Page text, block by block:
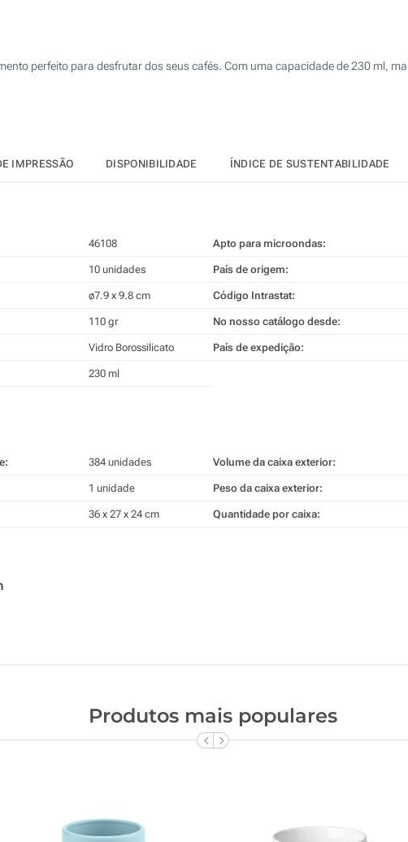
100
perfeito para desfrutar dos seus cafés. Com uma capacidade de 230 ml,
IMPRESSÃO DISPONIBILIDADE ÍNDICE DE SUSTENTABILIDADE
46108
10 unidades
ø7.9 x 9.8 cm
110 gr
Vidro Borossilicato
230 ml
Apto para microondas:
País de origem:
Código Intrastat:
No nosso catálogo desde:
País de expedição:
384 unidades
1 unidade
36 x 27 x 24 cm
Volume da caixa exterior:
Peso da caixa exterior:
Quantidade por caixa:
Produtos mais populares